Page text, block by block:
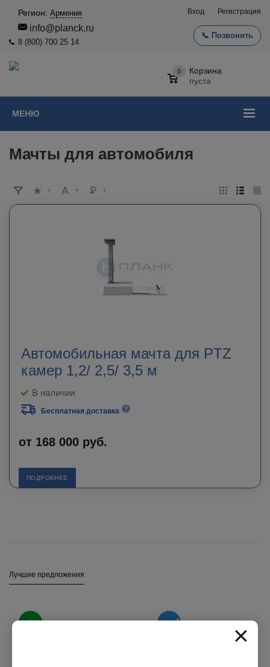
Регион: Армения
info@planck.ru
8 (800) 700 25 14
📞 Позвонить
Вход Регистрация
МЕНЮ
0
Корзина
пуста
Мачты для автомобиля
Автомобильная мачта для PTZ
камер 1,2/ 2,5/ 3,5 м
В наличии
Бесплатная доставка
от 168 000 руб.
ПОДРОБНЕЕ
Лучшие предложения
×